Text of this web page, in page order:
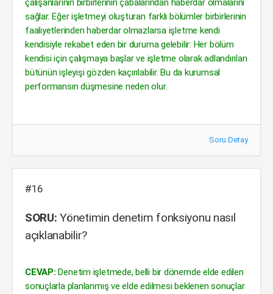
çalışanlarının birbirlerinin çabalarından haberdar olmalarını
sağlar. Eğer işletmeyi oluşturan farklı bölümler birbirlerinin
faaliyetlerinden haberdar olmazlarsa işletme kendi
kendisiyle rekabet eden bir duruma gelebilir: Her bölüm
kendisi için çalışmaya başlar ve işletme olarak adlandırılan
bütünün işleyişi gözden kaçırılabilir. Bu da kurumsal
performansın düşmesine neden olur.
Soru Detay
#16
SORU: Yönetimin denetim fonksiyonu nasıl
açıklanabilir?
CEVAP: Denetim işletmede, belli bir dönemde elde edilen
sonuçlarla planlanmış ve elde edilmesi beklenen sonuçlar